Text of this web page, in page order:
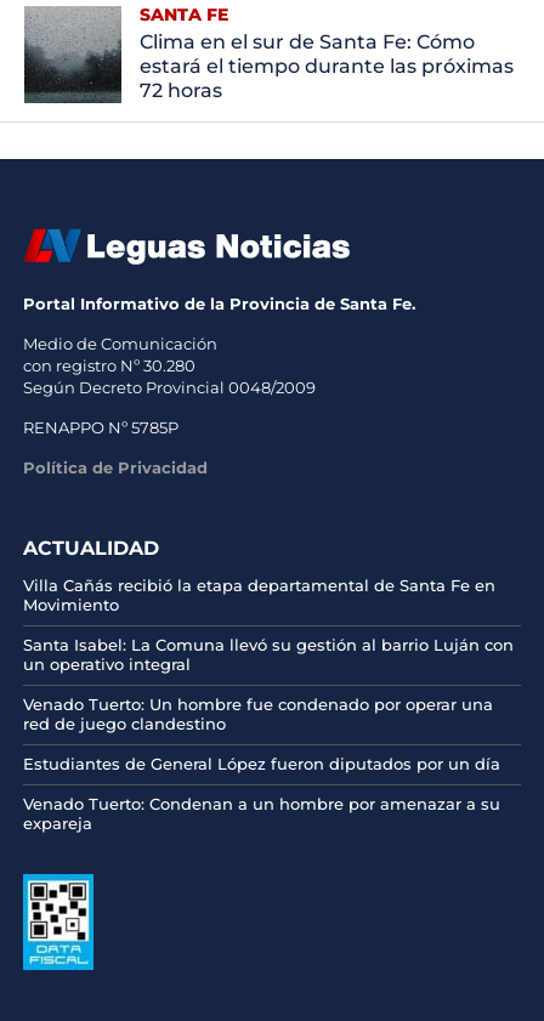
SANTA FE
Clima en el sur de Santa Fe: Cómo
estará el tiempo durante las próximas
72 horas
Portal Informativo de la Provincia de Santa Fe.
Medio de Comunicación
con registro Nº 30.280
Según Decreto Provincial 0048/2009
RENAPPO Nº 5785P
Política de Privacidad
ACTUALIDAD
Villa Cañás recibió la etapa departamental de Santa Fe en
Movimiento
Santa Isabel: La Comuna llevó su gestión al barrio Luján con
un operativo integral
Venado Tuerto: Un hombre fue condenado por operar una
red de juego clandestino
Estudiantes de General López fueron diputados por un día
Venado Tuerto: Condenan a un hombre por amenazar a su
expareja